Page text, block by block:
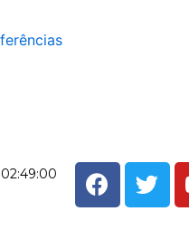
02:49:00
F
a
T
w